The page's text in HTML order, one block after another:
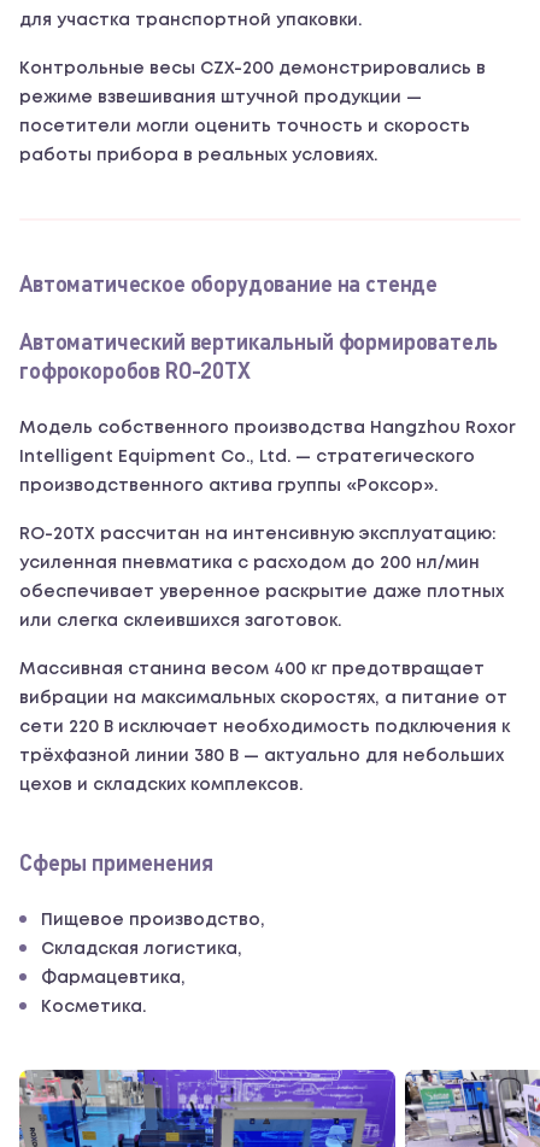
для участка транспортной упаковки.
Контрольные весы CZX-200 демонстрировались в
режиме взвешивания штучной продукции —
посетители могли оценить точность и скорость
работы прибора в реальных условиях.
Автоматическое оборудование на стенде
Автоматический вертикальный формирователь
гофрокоробов RO-20TX
Модель собственного производства Hangzhou Roxor
Intelligent Equipment Co., Ltd. — стратегического
производственного актива группы «Роксор».
RO-20TX рассчитан на интенсивную эксплуатацию:
усиленная пневматика с расходом до 200 нл/мин
обеспечивает уверенное раскрытие даже плотных
или слегка склеившихся заготовок.
Массивная станина весом 400 кг предотвращает
вибрации на максимальных скоростях, а питание от
сети 220 В исключает необходимость подключения к
трёхфазной линии 380 В — актуально для небольших
цехов и складских комплексов.
Сферы применения
Пищевое производство,
Складская логистика,
Фармацевтика,
Косметика.